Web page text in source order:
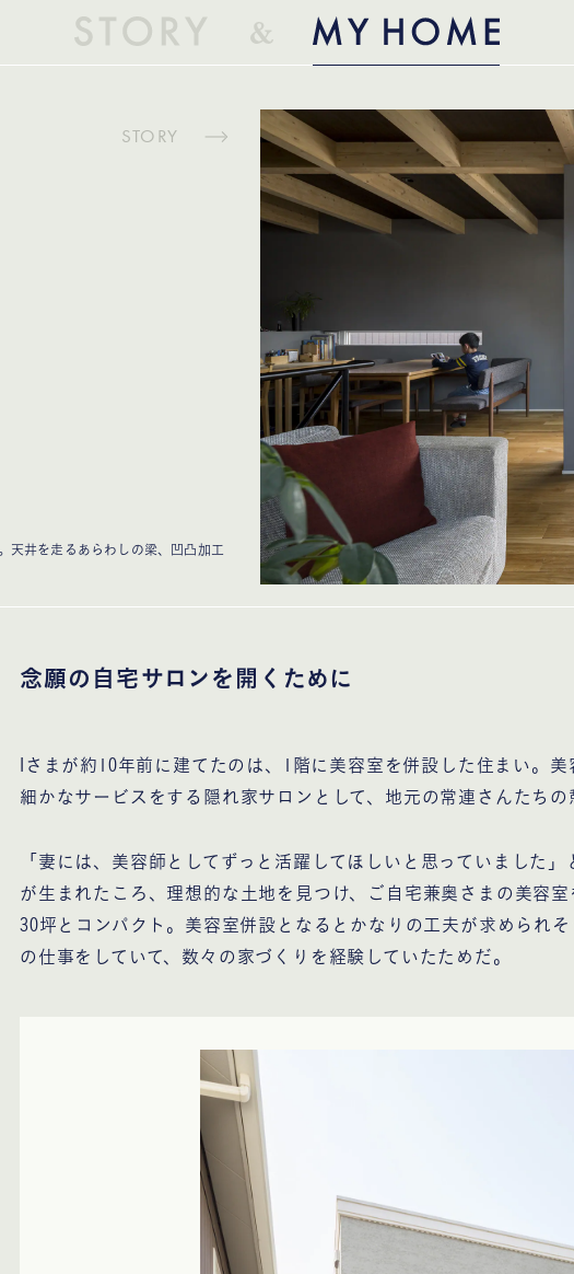
STORY
天井を走るあらわしの梁、凹凸加工
念願の自宅サロンを開くために
Iさまが約10年前に建てたのは、1階に美容室を併設した住まい。
細かなサービスをする隠れ家サロンとして、地元の常連さんたちの
「妻には、美容師としてずっと活躍してほしいと思っていました
が生まれたころ、理想的な土地を見つけ、ご自宅兼奥さまの美容
30坪とコンパクト。美容室併設となるとかなりの工夫が求められ
の仕事をしていて、数々の家づくりを経験していたためだ。